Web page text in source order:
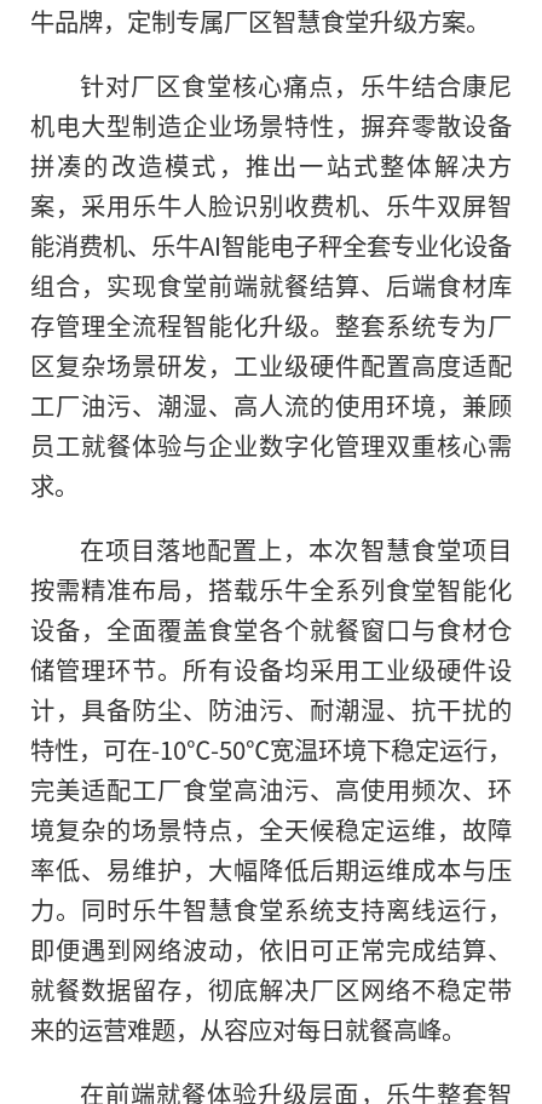
牛品牌，定制专属厂区智慧食堂升级方案。
针对厂区食堂核心痛点，乐牛结合康尼
机电大型制造企业场景特性，摒弃零散设备
拼凑的改造模式，推出一站式整体解决方
案，采用乐牛人脸识别收费机、乐牛双屏智
能消费机、乐牛AI智能电子秤全套专业化设备
组合，实现食堂前端就餐结算、后端食材库
存管理全流程智能化升级。整套系统专为厂
区复杂场景研发，工业级硬件配置高度适配
工厂油污、潮湿、高人流的使用环境，兼顾
员工就餐体验与企业数字化管理双重核心需
求。
在项目落地配置上，本次智慧食堂项目
按需精准布局，搭载乐牛全系列食堂智能化
设备，全面覆盖食堂各个就餐窗口与食材仓
储管理环节。所有设备均采用工业级硬件设
计，具备防尘、防油污、耐潮湿、抗干扰的
特性，可在-10℃-50℃宽温环境下稳定运行，
完美适配工厂食堂高油污、高使用频次、环
境复杂的场景特点，全天候稳定运维，故障
率低、易维护，大幅降低后期运维成本与压
力。同时乐牛智慧食堂系统支持离线运行，
即便遇到网络波动，依旧可正常完成结算、
就餐数据留存，彻底解决厂区网络不稳定带
来的运营难题，从容应对每日就餐高峰。
在前端就餐体验升级层面，乐牛整套智